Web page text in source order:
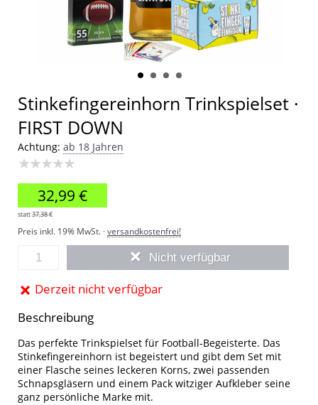
Stinkefingereinhorn Trinkspielset ·
FIRST DOWN
Achtung: ab 18 Jahren
★★★★★
32,99 €
statt37,38 €
Preis inkl. 19% MwSt. ·versandkostenfrei!
Nicht verfügbar
Derzeit nicht verfügbar
Beschreibung
Das perfekte Trinkspielset für Football-Begeisterte. Das
Stinkefingereinhorn ist begeistert und gibt dem Set mit
einer Flasche seines leckeren Korns, zwei passenden
Schnapsgläsern und einem Pack witziger Aufkleber seine
ganz persönliche Marke mit.